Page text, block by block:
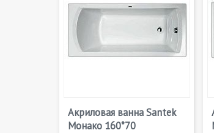
Акриловая ванна Santek
Монако 160*70